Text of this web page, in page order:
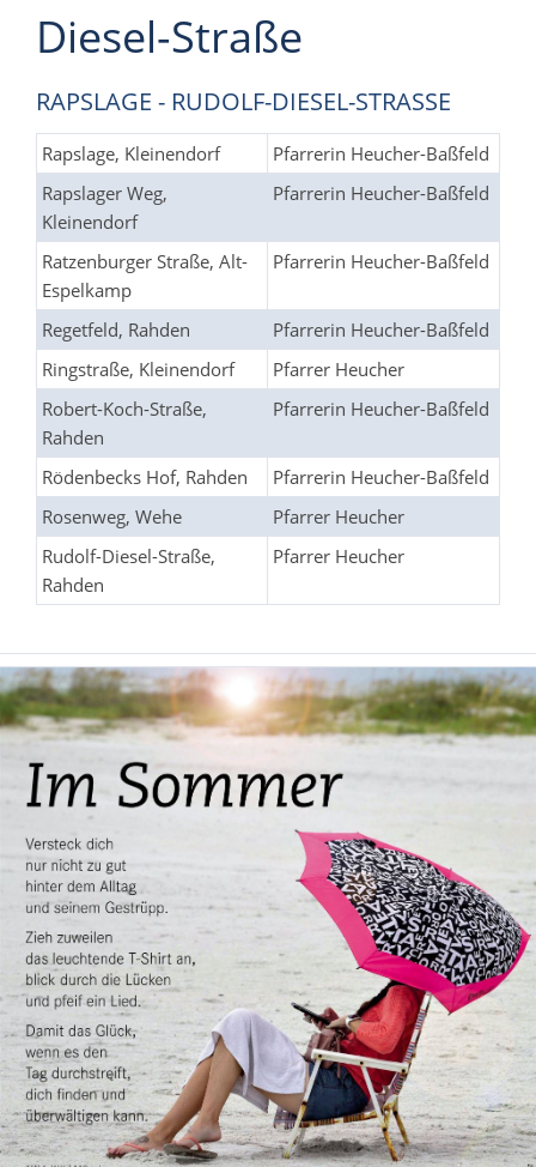
Diesel-Straße
RAPSLAGE - RUDOLF-DIESEL-STRASSE
Rapslage, Kleinendorf
Pfarrerin Heucher-Baßfeld
Rapslager Weg,
Kleinendorf
Pfarrerin Heucher-Baßfeld
Ratzenburger Straße, Alt-
Espelkamp
Pfarrerin Heucher-Baßfeld
Regetfeld, Rahden
Pfarrerin Heucher-Baßfeld
Ringstraße, Kleinendorf
Pfarrer Heucher
Robert-Koch-Straße,
Rahden
Pfarrerin Heucher-Baßfeld
Rödenbecks Hof, Rahden
Pfarrerin Heucher-Baßfeld
Rosenweg, Wehe
Pfarrer Heucher
Rudolf-Diesel-Straße,
Rahden
Pfarrer Heucher